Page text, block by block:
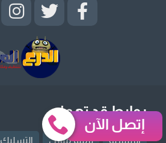
روابط قد تهمك
الرئيسية ترميم منازل التسليك
إتصل الآن